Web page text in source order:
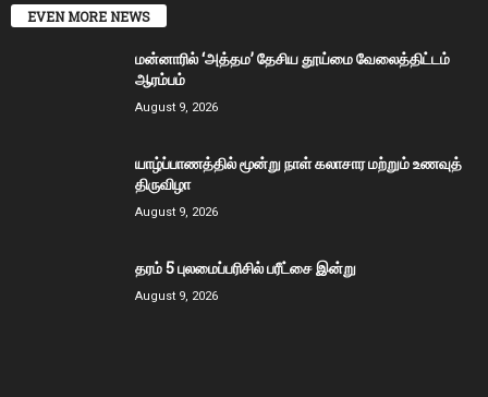
EVEN MORE NEWS
மன்னாரில் ‘அத்தம’ தேசிய தூய்மை வேலைத்திட்டம்
ஆரம்பம்
August 9, 2026
யாழ்ப்பாணத்தில் மூன்று நாள் கலாசார மற்றும் உணவுத்
திருவிழா
August 9, 2026
தரம் 5 புலமைப்பரிசில் பரீட்சை இன்று
August 9, 2026